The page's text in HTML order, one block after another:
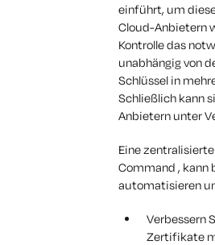
einführt, um
Cloud-Anbietern
Kontrolle das
unabhängig von
Schlüssel in
Schließlich kann
Anbietern unter
Eine
Command , kann
automatisieren
Verbessern
Zertifikate